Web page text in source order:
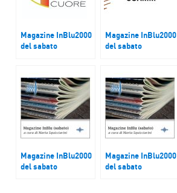
Magazine InBlu2000
del sabato
Associazione Sacro
cuore APS
Magazine InBlu2000
del sabato
nei paesi africani
più poveri
Magazine InBlu2000
del sabato
Magazine InBlu2000
del sabato